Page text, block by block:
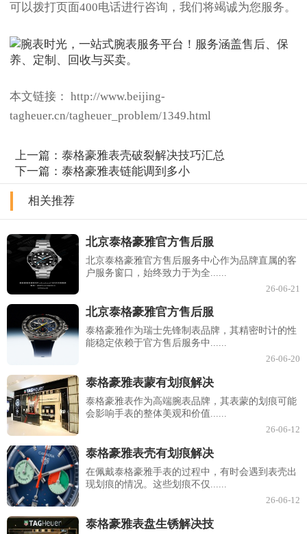
可以拨打页面400电话进行咨询，我们将竭诚为您服务。
本文链接： http://www.beijing-
tagheuer.cn/tagheuer_problem/1349.html
上一篇：泰格豪雅表壳破裂解决技巧汇总
下一篇：泰格豪雅表链能调到多小
相关推荐
北京泰格豪雅官方售后服
北京泰格豪雅官方售后服务中心作为品牌直属的客
户服务窗口，始终致力于为全......
26-06-21
北京泰格豪雅官方售后服
泰格豪雅作为瑞士先锋制表品牌，其精密时计的性
能稳定依赖于官方售后服务中......
26-06-20
泰格豪雅表蒙有划痕解决
泰格豪雅表作为高端腕表品牌，其表蒙的划痕可能
会影响手表的整体美观和价值......
26-06-12
泰格豪雅表壳有划痕解决
在佩戴泰格豪雅手表的过程中，有时会遇到表壳出
现划痕的情况。这些划痕不仅......
26-06-12
泰格豪雅表盘生锈解决技